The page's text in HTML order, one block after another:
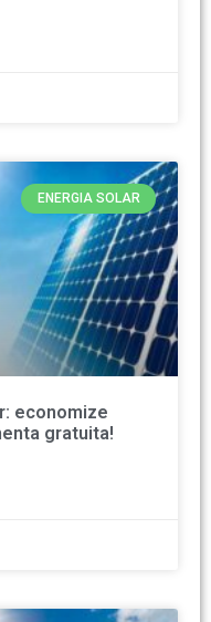
ENERGIA SOLAR
economize
gratuita!